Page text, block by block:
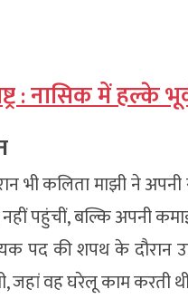
: नासिक में
भी कलिता माझी ने
पहुंचीं, बल्कि अपनी
पद की शपथ के दौरान
जहां वह घरेलू काम करती